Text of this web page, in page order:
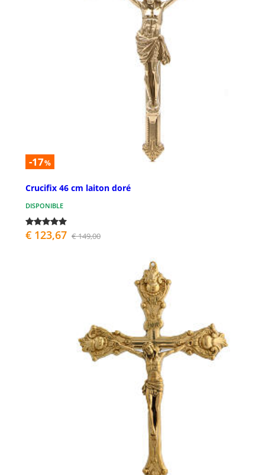
-17%
Crucifix 46 cm laiton doré
DISPONIBLE
€ 123,67 € 149,00